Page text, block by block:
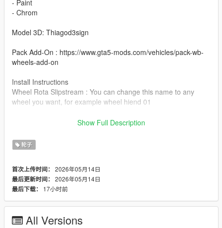
- Paint
- Chrom
Model 3D: Thiagod3sign
Pack Add-On : https://www.gta5-mods.com/vehicles/pack-wb-
wheels-add-on
Install Instructions
Wheel Rota Slipstream : You can change this name to any
wheel you want, for example wheel hiend 01
Grand Theft Auto V - update - x64 - dlcpacks - patchday22 -
You can use the add on wheels pack [
you simply have to add the wheel to the dlc and then write in
the carcols.meta in the name of the wheel
Show Full Description
轮子
首次上传时间： 2026年05月14日
最后更新时间： 2026年05月14日
最后下载：
17小时前
All Versions